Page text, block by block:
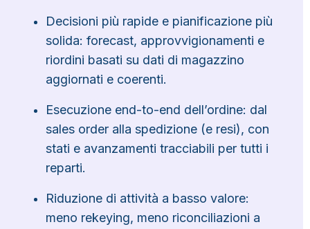
Decisioni più rapide e pianificazione più
solida: forecast, approvvigionamenti e
riordini basati su dati di magazzino
aggiornati e coerenti.
Esecuzione end-to-end dell’ordine: dal
sales order alla spedizione (e resi), con
stati e avanzamenti tracciabili per tutti i
reparti.
Riduzione di attività a basso valore:
meno rekeying, meno riconciliazioni a